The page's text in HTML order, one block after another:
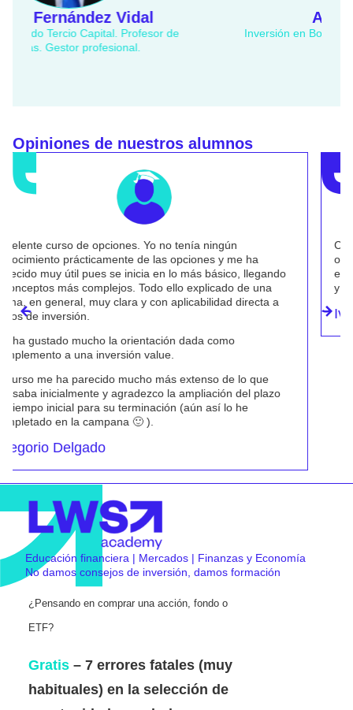
Adrià Rivero
Inversión en Bolsa. Analista bursátil e inversor
Opiniones de nuestros alumnos
Curso muy recomendable para entender el mundo de las
opciones financieras, perderles el miedo e implementarlas
en nuestra operativa habitual de compra/venta de acciones
y convertirlas en una herramienta imprescindible.
Iván Casals
Educación financiera | Mercados | Finanzas y Economía
No damos consejos de inversión, damos formación
¿Pensando en comprar una acción, fondo o
ETF?
Gratis – 7 errores fatales (muy
habituales) en la selección de